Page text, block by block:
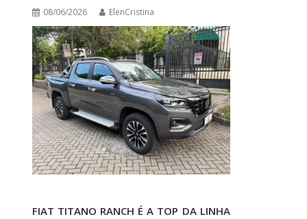
08/06/2026 ElenCristina
FIAT TITANO RANCH É A TOP DA LINHA